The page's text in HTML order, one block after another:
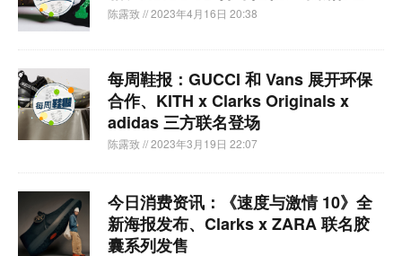
陈露致// 2023年4月16日 20:38
每周鞋报：GUCCI 和 Vans 展开环保
合作、KITH x Clarks Originals x
adidas 三方联名登场
陈露致// 2023年3月19日 22:07
今日消费资讯：《速度与激情 10》全
新海报发布、Clarks x ZARA 联名胶
囊系列发售